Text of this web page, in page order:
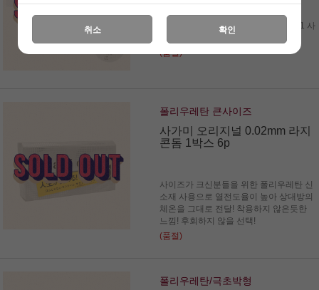
폴리우레탄 소재의 가장 인기 있는 001 사
(품절)
폴리우레탄 큰사이즈
사가미 오리지널 0.02mm 라지
콘돔 1박스 6p
사이즈가 크신분들을 위한 폴리우레탄 신
소재 사용으로 열전도율이 높아 상대방의
체온을 그대로 전달! 착용하지 않은듯한
느낌! 후회하지 않을 선택!
(품절)
폴리우레탄/극초박형
취소 확인